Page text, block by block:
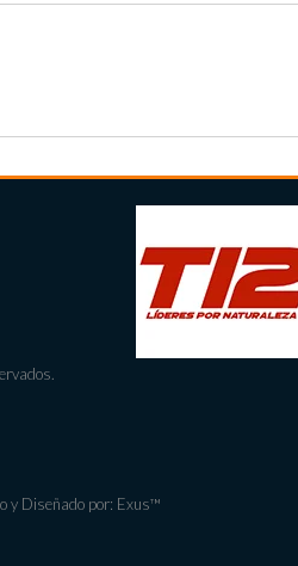
y Diseñado por: Exus™